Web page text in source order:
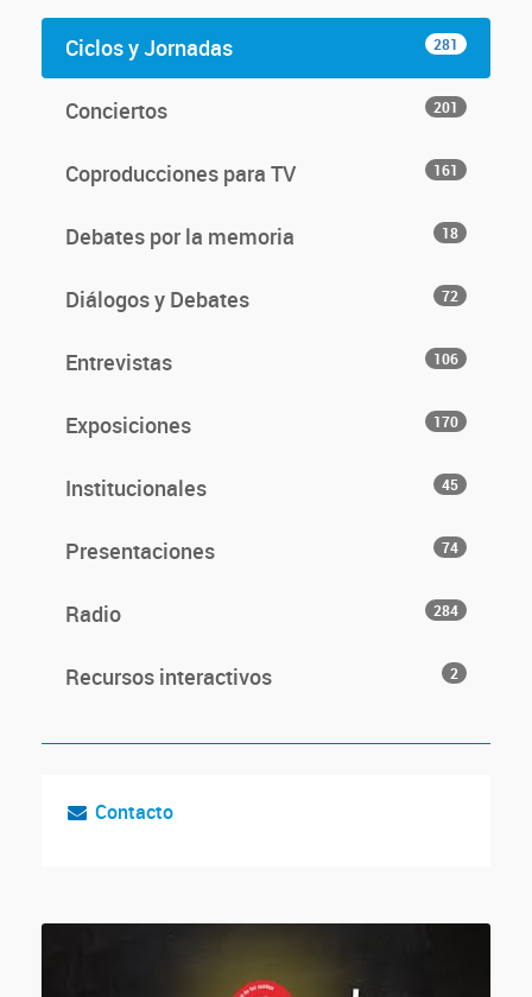
Ciclos y Jornadas 281
Conciertos 201
Coproducciones para TV 161
Debates por la memoria 18
Diálogos y Debates 72
Entrevistas 106
Exposiciones 170
Institucionales 45
Presentaciones 74
Radio 284
Recursos interactivos 2
Contacto